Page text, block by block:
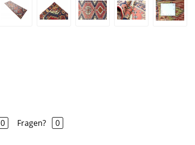
0 Fragen? 0